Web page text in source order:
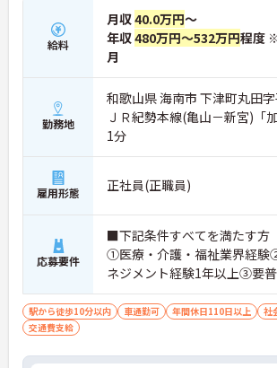
給料
月収40.0万円～
年収480万円～532万円程度
月
勤務地
和歌山県 海南市 下津町丸田
ＪＲ紀勢本線(亀山－新宮)「
1分
雇用形態 正社員(正職員)
応募要件
■下記条件すべてを満たす方
①医療・介護・福祉業界経験
ネジメント経験1年以上③要
（AT限定可）※介護業界に関
（介護職員初任者研修、介護
駅から徒歩10分以内 車通勤可 年間休日110日以上
社
交通費支給